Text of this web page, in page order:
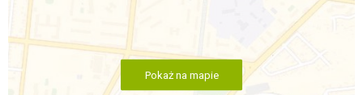
Pokaż na mapie